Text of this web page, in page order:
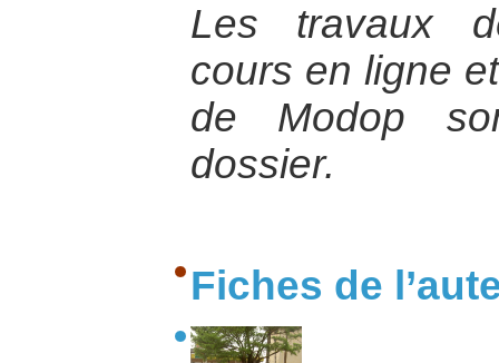
Les travaux
cours en ligne
de Modop
dossier.
Fiches de